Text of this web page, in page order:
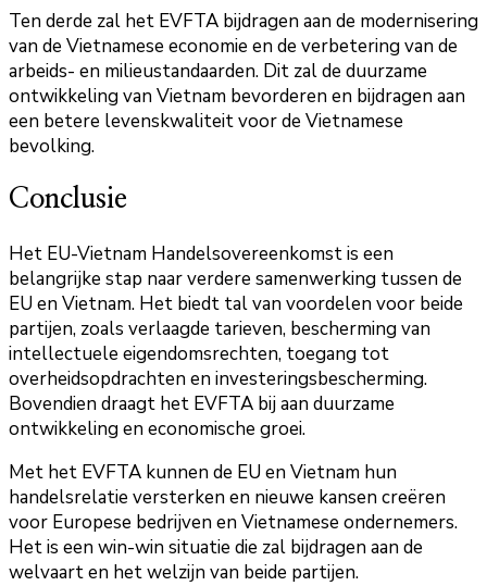
Ten derde zal het EVFTA bijdragen aan de modernisering
van de Vietnamese economie en de verbetering van de
arbeids- en milieustandaarden. Dit zal de duurzame
ontwikkeling van Vietnam bevorderen en bijdragen aan
een betere levenskwaliteit voor de Vietnamese
bevolking.
Conclusie
Het EU-Vietnam Handelsovereenkomst is een
belangrijke stap naar verdere samenwerking tussen de
EU en Vietnam. Het biedt tal van voordelen voor beide
partijen, zoals verlaagde tarieven, bescherming van
intellectuele eigendomsrechten, toegang tot
overheidsopdrachten en investeringsbescherming.
Bovendien draagt het EVFTA bij aan duurzame
ontwikkeling en economische groei.
Met het EVFTA kunnen de EU en Vietnam hun
handelsrelatie versterken en nieuwe kansen creëren
voor Europese bedrijven en Vietnamese ondernemers.
Het is een win-win situatie die zal bijdragen aan de
welvaart en het welzijn van beide partijen.